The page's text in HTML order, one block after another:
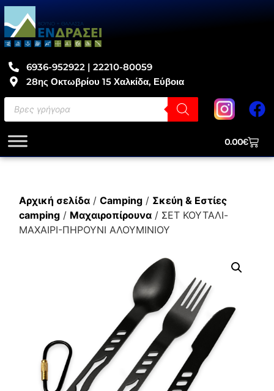
6936-952922 | 22210-80059
28ης Οκτωβρίου 15 Χαλκίδα, Εύβοια
0.00€
Αρχική σελίδα/ Camping/ Σκεύη & Εστίες
camping/ Μαχαιροπίρουνα/ ΣΕΤ ΚΟΥΤΑΛΙ-
ΜΑΧΑΙΡΙ-ΠΗΡΟΥΝΙ ΑΛΟΥΜΙΝΙΟΥ